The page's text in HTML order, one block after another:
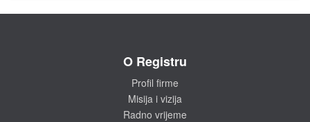
O Registru
Profil firme
Misija i vizija
Radno vrijeme